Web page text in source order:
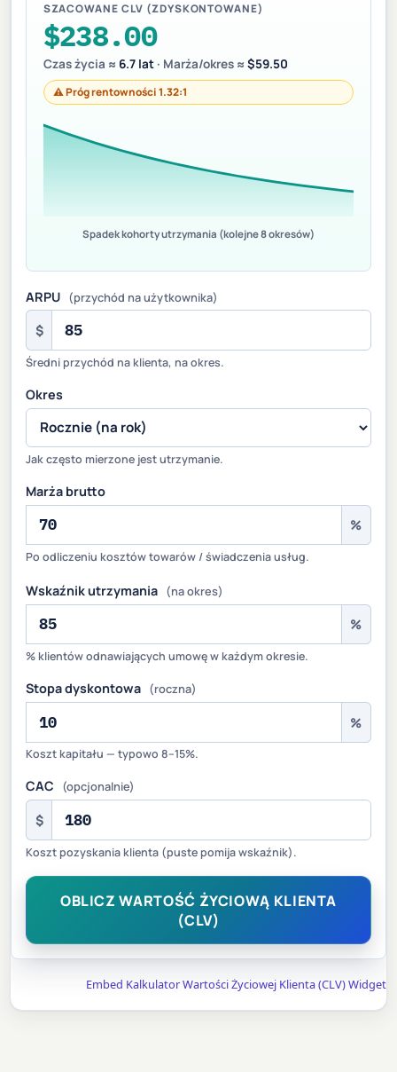
SZACOWANE CLV (ZDYSKONTOWANE)
$238.00
Czas życia ≈ 6.7 lat· Marża/okres ≈ $59.50
⚠ Próg rentowności 1.32:1
Spadek kohorty utrzymania (kolejne 8 okresów)
ARPU (przychód na użytkownika)
$
Średni przychód na klienta, na okres.
Okres
Jak często mierzone jest utrzymanie.
Marża brutto
%
Po odliczeniu kosztów towarów / świadczenia usług.
Wskaźnik utrzymania (na okres)
%
% klientów odnawiających umowę w każdym okresie.
Stopa dyskontowa (roczna)
%
Koszt kapitału — typowo 8–15%.
CAC (opcjonalnie)
$
Koszt pozyskania klienta (puste pomija wskaźnik).
OBLICZ WARTOŚĆ ŻYCIOWĄ KLIENTA
(CLV)
Embed Kalkulator Wartości Życiowej Klienta (CLV) Widget